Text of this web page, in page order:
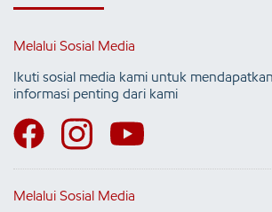
Melalui Sosial Media
Ikuti sosial media kami untuk
informasi penting dari kami
Melalui Sosial Media